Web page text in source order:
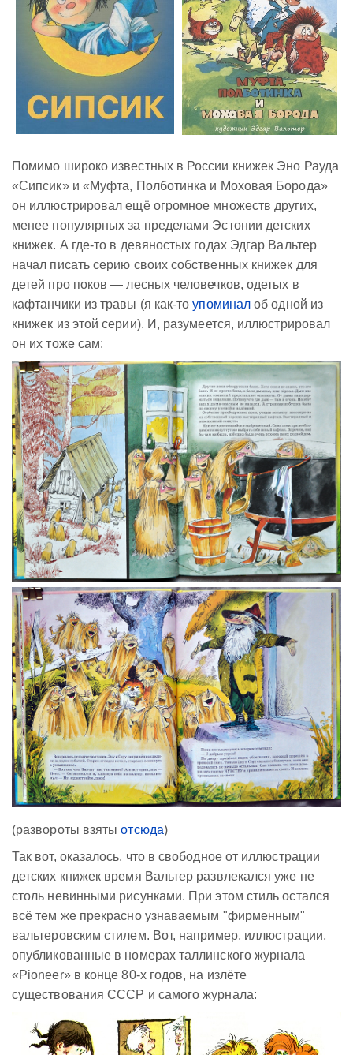
Помимо широко известных в России книжек Эно Рауда
«Сипсик» и «Муфта, Полботинка и Моховая Борода»
он иллюстрировал ещё огромное множеств других,
менее популярных за пределами Эстонии детских
книжек. А где-то в девяностых годах Эдгар Вальтер
начал писать серию своих собственных книжек для
детей про поков — лесных человечков, одетых в
кафтанчики из травы (я как-тоупоминал об одной из
книжек из этой серии). И, разумеется, иллюстрировал
он их тоже сам:
(развороты взятыотсюда)
Так вот, оказалось, что в свободное от иллюстрации
детских книжек время Вальтер развлекался уже не
столь невинными рисунками. При этом стиль остался
всё тем же прекрасно узнаваемым "фирменным"
вальтеровским стилем. Вот, например, иллюстрации,
опубликованные в номерах таллинского журнала
«Pioneer» в конце 80-х годов, на излёте
существования СССР и самого журнала: